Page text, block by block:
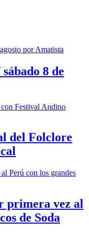
8 de
del Folclore
primera vez al
de Soda